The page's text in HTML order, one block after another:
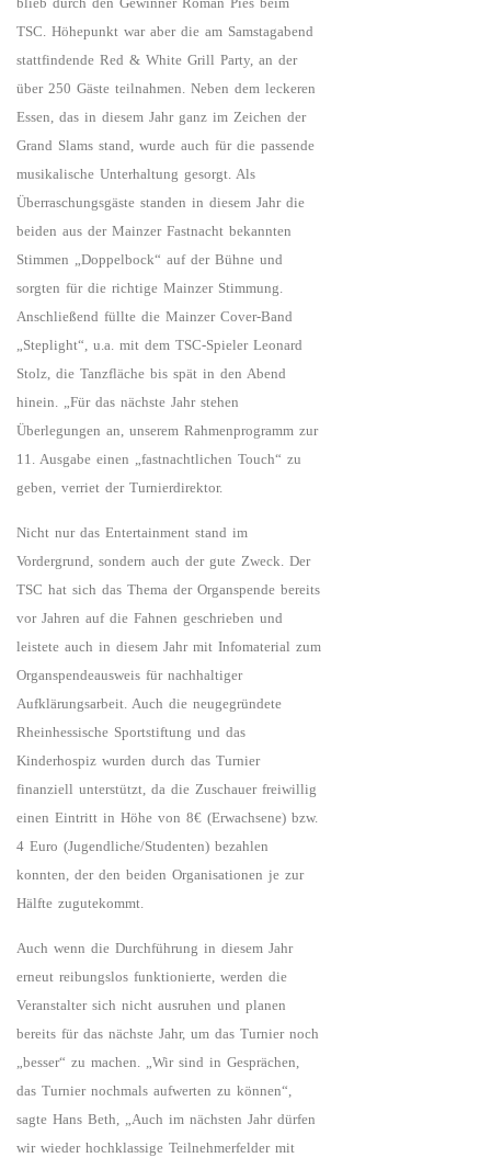
TSC. Höhepunkt war aber die am Samstagabend
stattfindende Red & White Grill Party, an der
über 250 Gäste teilnahmen. Neben dem leckeren
Essen, das in diesem Jahr ganz im Zeichen der
Grand Slams stand, wurde auch für die passende
musikalische Unterhaltung gesorgt. Als
Überraschungsgäste standen in diesem Jahr die
beiden aus der Mainzer Fastnacht bekannten
Stimmen „Doppelbock“ auf der Bühne und
sorgten für die richtige Mainzer Stimmung.
Anschließend füllte die Mainzer Cover-Band
„Steplight“, u.a. mit dem TSC-Spieler Leonard
Stolz, die Tanzfläche bis spät in den Abend
hinein. „Für das nächste Jahr stehen
Überlegungen an, unserem Rahmenprogramm zur
11. Ausgabe einen „fastnachtlichen Touch“ zu
geben, verriet der Turnierdirektor.
Nicht nur das Entertainment stand im
Vordergrund, sondern auch der gute Zweck. Der
TSC hat sich das Thema der Organspende bereits
vor Jahren auf die Fahnen geschrieben und
leistete auch in diesem Jahr mit Infomaterial zum
Organspendeausweis für nachhaltiger
Aufklärungsarbeit. Auch die neugegründete
Rheinhessische Sportstiftung und das
Kinderhospiz wurden durch das Turnier
finanziell unterstützt, da die Zuschauer freiwillig
einen Eintritt in Höhe von 8€ (Erwachsene) bzw.
4 Euro (Jugendliche/Studenten) bezahlen
konnten, der den beiden Organisationen je zur
Hälfte zugutekommt.
Auch wenn die Durchführung in diesem Jahr
erneut reibungslos funktionierte, werden die
Veranstalter sich nicht ausruhen und planen
bereits für das nächste Jahr, um das Turnier noch
„besser“ zu machen. „Wir sind in Gesprächen,
das Turnier nochmals aufwerten zu können“,
sagte Hans Beth, „Auch im nächsten Jahr dürfen
wir wieder hochklassige Teilnehmerfelder mit